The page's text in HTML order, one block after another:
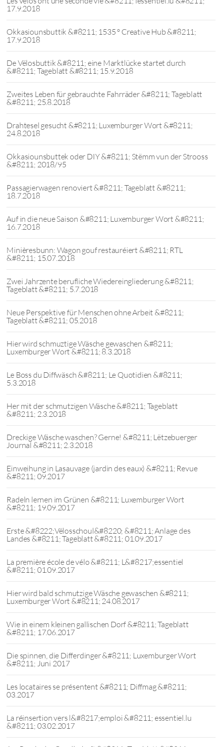
17.9.2018
Okkasiounsbuttik &#8211; 1535 ° Creative Hub &#8211;
17.9.2018
De Vëlosbuttik &#8211; eine Marktlücke startet durch
&#8211; Tageblatt &#8211; 15.9.2018
Zweites Leben für gebrauchte Fahrräder &#8211; Tageblatt
&#8211; 25.8.2018
Drahtesel gesucht &#8211; Luxemburger Wort &#8211;
24.8.2018
Okkasiounsbuttek oder DIY &#8211; Stëmm vun der Strooss
&#8211; 2018/95
Passagierwagen renoviert &#8211; Tageblatt &#8211;
18.7.2018
Auf in die neue Saison &#8211; Luxemburger Wort &#8211;
16.7.2018
Minièresbunn: Wagon gouf restauréiert &#8211; RTL
&#8211; 15.07.2018
Zwei Jahrzente berufliche Wiedereingliederung &#8211;
Tageblatt &#8211; 5.7.2018
Neue Perspektive für Menschen ohne Arbeit &#8211;
Tageblatt &#8211; 05.2018
Hier wird schmuztige Wäsche gewaschen &#8211;
Luxemburger Wort &#8211; 8.3.2018
Le Boss du Diffwäsch &#8211; Le Quotidien &#8211;
5.3.2018
Her mit der schmutzigen Wäsche &#8211; Tageblatt
&#8211; 2.3.2018
Dreckige Wäsche waschen? Gerne! &#8211; Lëtzebuerger
Journal &#8211; 2.3.2018
Einweihung in Lasauvage (jardin des eaux) &#8211; Revue
&#8211; 09.2017
Radeln lernen im Grünen &#8211; Luxemburger Wort
&#8211; 19.09.2017
Erste &#8222;Vëlosschoul&#8220; &#8211; Anlage des
Landes &#8211; Tageblatt &#8211; 01.09.2017
La première école de vélo &#8211; L&#8217;essentiel
&#8211; 01.09.2017
Hier wird bald schmutzige Wäsche gewaschen &#8211;
Luxemburger Wort &#8211; 24.08.2017
Wie in einem kleinen gallischen Dorf &#8211; Tageblatt
&#8211; 17.06.2017
Die spinnen, die Differdinger &#8211; Luxemburger Wort
&#8211; Juni 2017
Les locataires se présentent &#8211; Diffmag &#8211;
03.2017
La réinsertion vers l&#8217;emploi &#8211; essentiel.lu
&#8211; 03.02.2017